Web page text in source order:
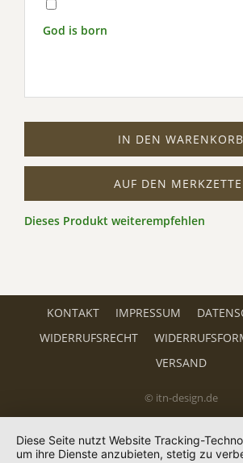
God is born
IN DEN WARENKORB
AUF DEN
Dieses Produkt weiterempfehlen
KONTAKT IMPRESSUM
WIDERRUFSRECHT
VERSAND
© itn-design.de
Diese Seite nutzt Website Tracking-
um ihre Dienste anzubieten, stetig zu